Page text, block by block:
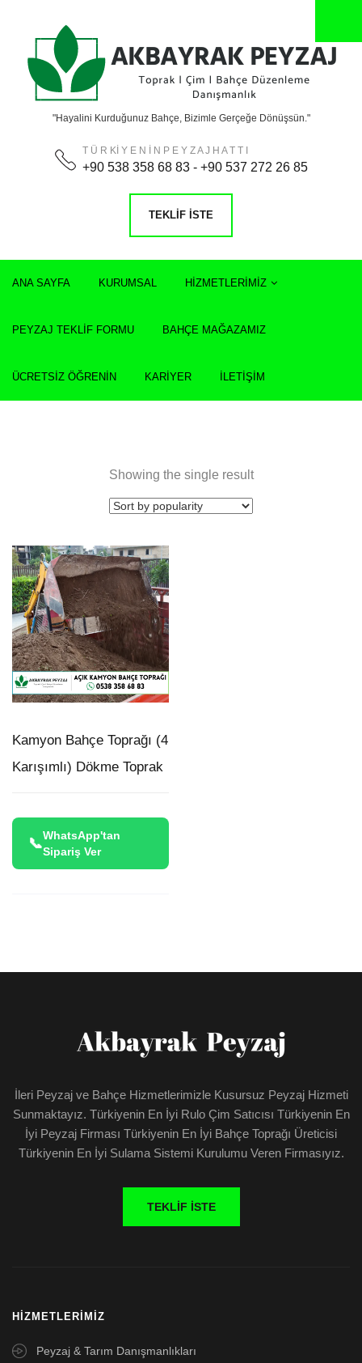
"Hayalini Kurduğunuz Bahçe, Bizimle Gerçeğe Dönüşsün."
T Ü R Kİ Y E N İ N P E Y Z A J H A T T I
+90 538 358 68 83 - +90 537 272 26 85
TEKLIF İSTE
ANA SAYFA KURUMSAL HIZMETLERIMIZ
PEYZAJ TEKLIF FORMU BAHÇE MAĞAZAMIZ
ÜCRETSIZ ÖĞRENIN KARIYER İLETIŞIM
Showing the single result
Kamyon Bahçe Toprağı (4
Karışımlı) Dökme Toprak
WhatsApp'tan
Sipariş Ver
İleri Peyzaj ve Bahçe Hizmetlerimizle Kusursuz Peyzaj Hizmeti
Sunmaktayız. Türkiyenin En İyi Rulo Çim Satıcısı Türkiyenin En
İyi Peyzaj Firması Türkiyenin En İyi Bahçe Toprağı Üreticisi
Türkiyenin En İyi Sulama Sistemi Kurulumu Veren Firmasıyız.
TEKLIF İSTE
HIZMETLERIMIZ
Peyzaj & Tarım Danışmanlıkları